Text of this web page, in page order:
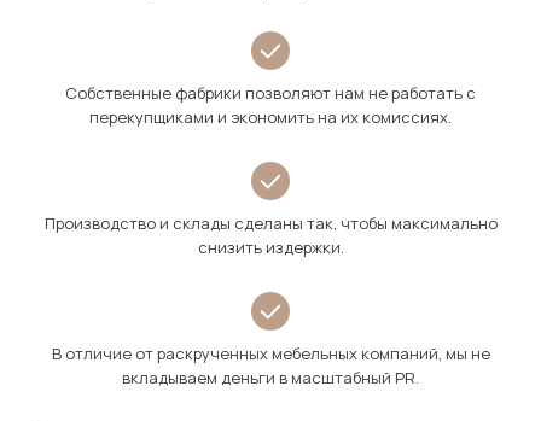
Собственные фабрики позволяют нам не работать с
перекупщиками и экономить на их комиссиях.
Производство и склады сделаны так, чтобы максимально
снизить издержки.
В отличие от раскрученных мебельных компаний, мы не
вкладываем деньги в масштабный PR.